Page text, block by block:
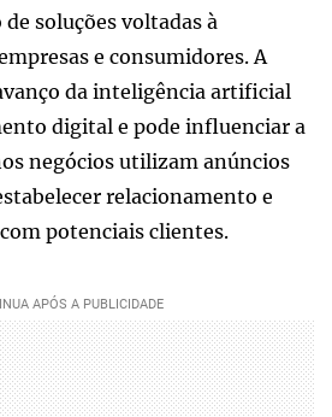
soluções voltadas à
e consumidores. A
da inteligência artificial
digital e pode influenciar a
negócios utilizam anúncios
relacionamento e
potenciais clientes.